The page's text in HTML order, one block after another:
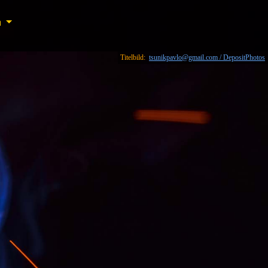
Titelbild: tsunikpavlo@gmail.com / DepositPhotos